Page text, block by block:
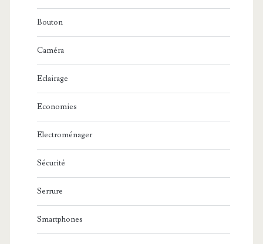
Bouton
Caméra
Eclairage
Economies
Electroménager
Sécurité
Serrure
Smartphones